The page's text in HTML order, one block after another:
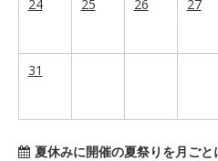
24 25 26 27
31
夏休みに開催の夏祭りを月ごと